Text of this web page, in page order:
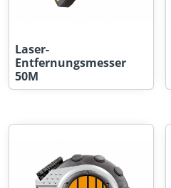
Laser-
Entfernungsmesser
50M